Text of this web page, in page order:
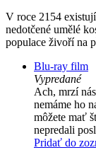
V roce 2154
nedotčené umělé
populace živoří na
Blu-ray film
Vypredané
Ach, mrzí
nemáme ho
môžete mať
nepredali
Pridať do